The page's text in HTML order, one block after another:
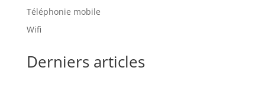
Téléphonie mobile
Wifi
Derniers articles